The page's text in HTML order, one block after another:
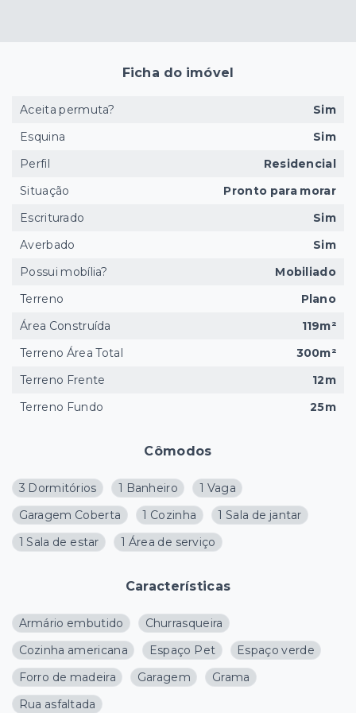
Cômodos
3 Dormitórios 1 Banheiro
1 Vaga
Garagem Coberta
1 Cozinha
1 Sala de jantar
1 Sala de estar
1 Área de serviço
Características
Armário embutido
Churrasqueira
Cozinha americana
Espaço Pet
Espaço verde
Forro de madeira
Garagem
Grama
Rua asfaltada
Ficha do imóvel
Aceita permuta?
Sim
Esquina
Sim
Perfil
Residencial
Situação
Pronto para morar
Escriturado
Sim
Averbado
Sim
Possui mobília?
Mobiliado
Terreno
Plano
Área Construída
119m²
Terreno Área Total
300m²
Terreno Frente
12m
Terreno Fundo
25m